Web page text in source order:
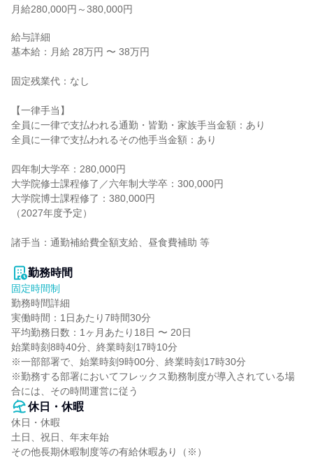
月給280,000円～380,000円
給与詳細
基本給：月給 28万円 〜 38万円
固定残業代：なし
【一律手当】
全員に一律で支払われる通勤・皆勤・家族手当金額：あり
全員に一律で支払われるその他手当金額：あり
四年制大学卒：280,000円
大学院修士課程修了／六年制大学卒：300,000円
大学院博士課程修了：380,000円
（2027年度予定）
諸手当：通勤補給費全額支給、昼食費補助 等
勤務時間
固定時間制
勤務時間詳細
実働時間：1日あたり7時間30分
平均勤務日数：1ヶ月あたり18日 〜 20日
始業時刻8時40分、終業時刻17時10分
※一部部署で、始業時刻9時00分、終業時刻17時30分
※勤務する部署においてフレックス勤務制度が導入されている場
合には、その時間運営に従う
休日・休暇
休日・休暇
土日、祝日、年末年始
その他長期休暇制度等の有給休暇あり（※）